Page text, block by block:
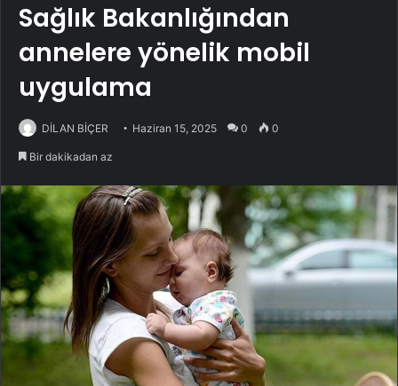
Sağlık Bakanlığından
annelere yönelik mobil
uygulama
DİLAN BİÇER Haziran 15, 2025 0 0
Bir dakikadan az